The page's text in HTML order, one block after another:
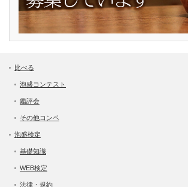
比べる
泡盛コンテスト
鑑評会
その他コンペ
泡盛検定
基礎知識
WEB検定
法律・規約